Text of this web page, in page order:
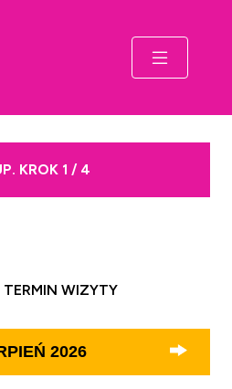
KROK 1 / 4
TERMIN WIZYTY
2026